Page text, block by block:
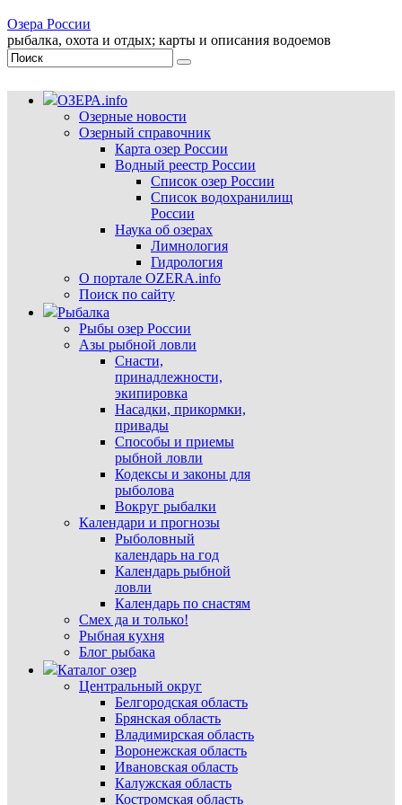
Озера России
рыбалка, охота и отдых; карты и описания водоемов
ОЗЕРА.info
Озерные новости
Озерный справочник
Карта озер России
Водный реестр России
Список озер России
Список водохранилищ
России
Наука об озерах
Лимнология
Гидрология
О портале OZERA.info
Поиск по сайту
Рыбалка
Рыбы озер России
Азы рыбной ловли
Снасти,
принадлежности,
экипировка
Насадки, прикормки,
привады
Способы и приемы
рыбной ловли
Кодексы и законы для
рыболова
Вокруг рыбалки
Календари и прогнозы
Рыболовный
календарь на год
Календарь рыбной
ловли
Календарь по снастям
Смех да и только!
Рыбная кухня
Блог рыбака
Каталог озер
Центральный округ
Белгородская область
Брянская область
Владимирская область
Воронежская область
Ивановская область
Калужская область
Костромская область